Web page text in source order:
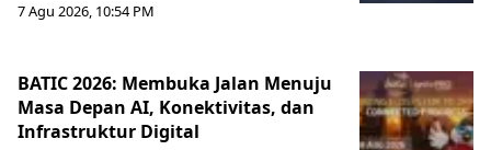
7 Agu 2026, 10:54 PM
BATIC 2026: Membuka Jalan Menuju
Masa Depan AI, Konektivitas, dan
Infrastruktur Digital